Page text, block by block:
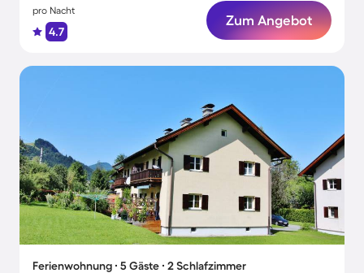
pro Nacht
4.7
Zum Angebot
Ferienwohnung ∙ 5 Gäste ∙ 2 Schlafzimmer